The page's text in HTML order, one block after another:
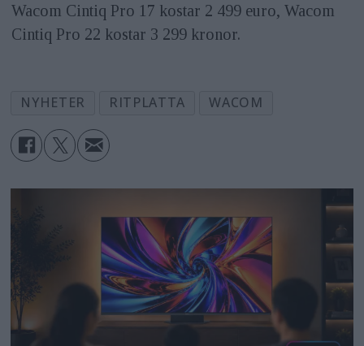
Wacom Cintiq Pro 17 kostar 2 499 euro, Wacom
Cintiq Pro 22 kostar 3 299 kronor.
NYHETER RITPLATTA WACOM